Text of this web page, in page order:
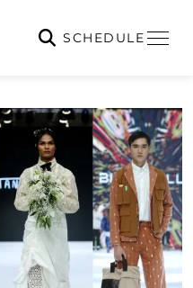
SCHEDULE